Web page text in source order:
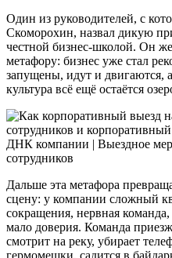
Один из руководителей, с
Скоморохин, назвал дикую
честной бизнес-школой. Он
метафору: бизнес уже стал
запущены, идут и двигаются,
культура всё ещё остаётся
Дальше эта метафора
сцену: у компании сложный
сокращения, нервная
мало доверия. Команда
смотрит на реку, убирает